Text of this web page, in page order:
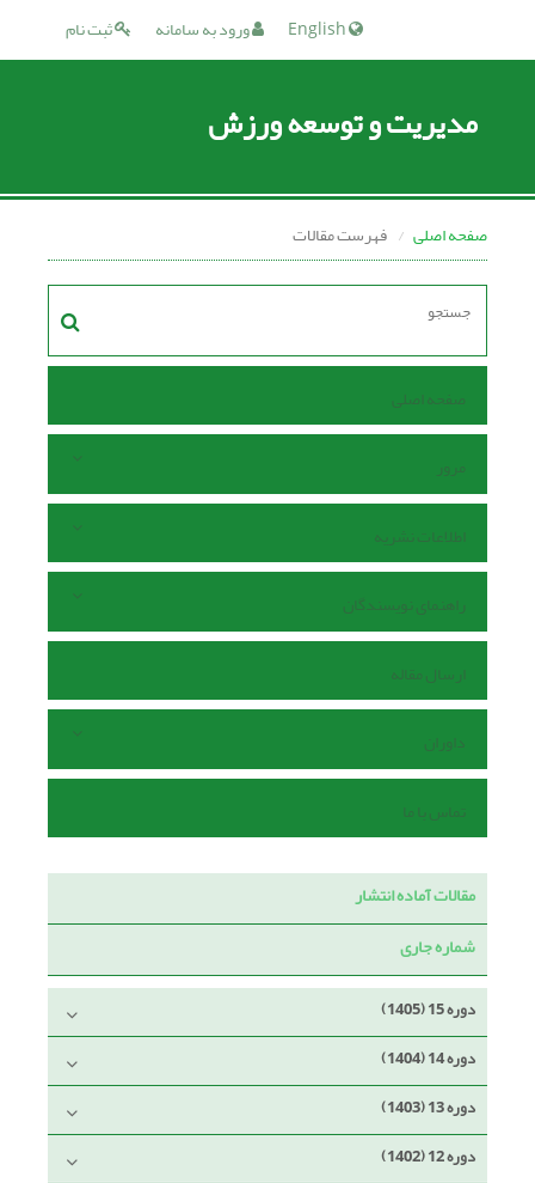
ثبت نام ورود به سامانه
مدیریت و توسعه ورزش
صفحه اصلی فهرست مقالات
صفحه اصلی
مرور
اطلاعات نشریه
راهنمای نویسندگان
ارسال مقاله
داوران
تماس با ما
مقالات آماده انتشار
شماره جاری
دوره 15 (1405)
دوره 14 (1404)
دوره 13 (1403)
دوره 12 (1402)